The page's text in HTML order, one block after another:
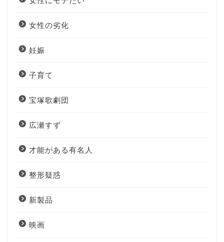
女性の劣化
妊娠
子育て
宝塚歌劇団
広瀬すず
才能がある有名人
整形疑惑
新製品
映画